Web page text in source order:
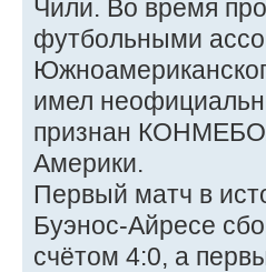
Чили. Во время
футбольными
имел
признан
Америки.
Первый матч в
Буэнос-Айресе
счётом 4:0, а